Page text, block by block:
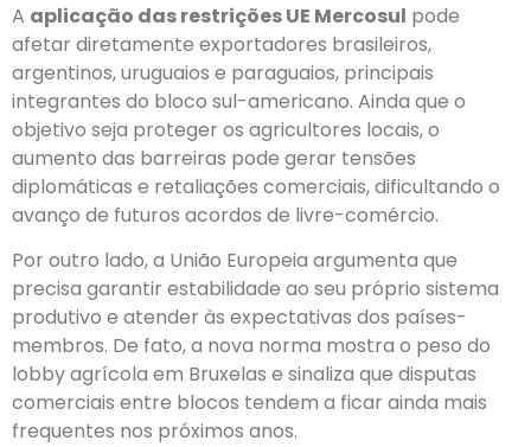
A aplicação das restrições UE Mercosul pode
afetar diretamente exportadores brasileiros,
argentinos, uruguaios e paraguaios, principais
integrantes do bloco sul-americano. Ainda que o
objetivo seja proteger os agricultores locais, o
aumento das barreiras pode gerar tensões
diplomáticas e retaliações comerciais, dificultando o
avanço de futuros acordos de livre-comércio.
Por outro lado, a União Europeia argumenta que
precisa garantir estabilidade ao seu próprio sistema
produtivo e atender às expectativas dos países-
membros. De fato, a nova norma mostra o peso do
lobby agrícola em Bruxelas e sinaliza que disputas
comerciais entre blocos tendem a ficar ainda mais
frequentes nos próximos anos.